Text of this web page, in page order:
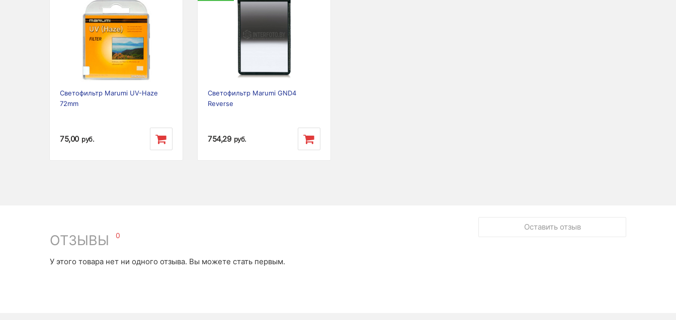
Previous
Светофильтр Marumi UV-Haze
72mm
75,00 руб.
Светофильтр Marumi GND4
Reverse
754,29 руб.
ОТЗЫВЫ 0
Оставить отзыв
У этого товара нет ни одного отзыва. Вы можете стать первым.